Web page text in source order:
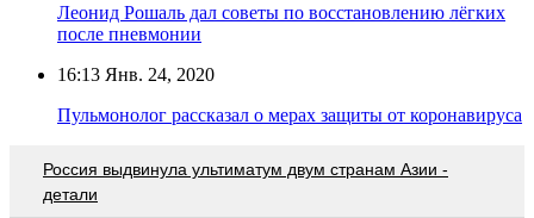
Леонид Рошаль дал советы по восстановлению лёгких
после пневмонии
16:13 Янв. 24, 2020
Пульмонолог рассказал о мерах защиты от коронавируса
Россия выдвинула ультиматум двум странам Азии -
детали